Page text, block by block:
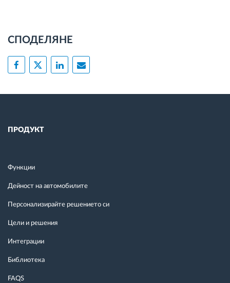
СПОДЕЛЯНЕ
ПРОДУКТ
Функции
Дейност на автомобилите
Персонализирайте решението си
Цели и решения
Интеграции
Библиотека
FAQS